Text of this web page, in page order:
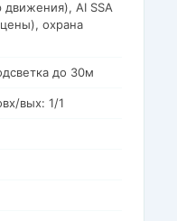
движения), AI SSA
охрана
до 30м
вых: 1/1